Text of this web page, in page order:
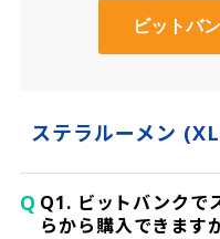
ビットバ
ステラルーメン
Q Q1. ビットバンクで
らから購入できます